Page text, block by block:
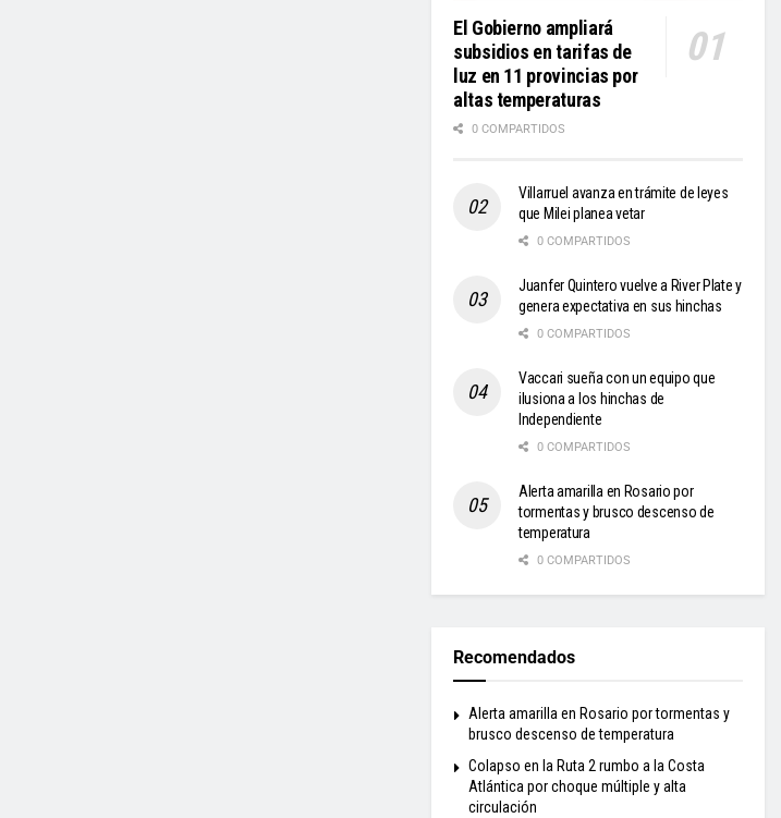
El Gobierno ampliará
subsidios en tarifas de
luz en 11 provincias por
altas temperaturas
0 COMPARTIDOS
Villarruel avanza en trámite de leyes
que Milei planea vetar
0 COMPARTIDOS
Juanfer Quintero vuelve a River Plate y
genera expectativa en sus hinchas
0 COMPARTIDOS
Vaccari sueña con un equipo que
ilusiona a los hinchas de
Independiente
0 COMPARTIDOS
Alerta amarilla en Rosario por
tormentas y brusco descenso de
temperatura
0 COMPARTIDOS
Recomendados
Alerta amarilla en Rosario por tormentas y
brusco descenso de temperatura
Colapso en la Ruta 2 rumbo a la Costa
Atlántica por choque múltiple y alta
circulación